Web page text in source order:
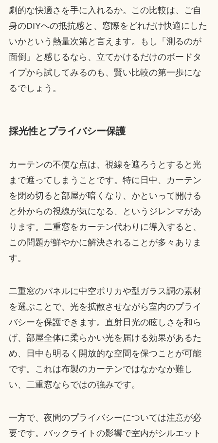
劇的な快適さを手に入れるか。この比較は、ご自
身のDIYへの抵抗感と、窓際をどれだけ快適にした
いかという熱量次第と言えます。もし「測るのが
面倒」と感じるなら、立てかけるだけのボードタ
イプから試してみるのも、賢い比較の第一歩にな
るでしょう。
採光性とプライバシー保護
カーテンの不便な点は、視線を遮ろうとすると光
まで遮ってしまうことです。特に日中、カーテン
を閉め切ると部屋が暗くなり、かといって開ける
と外からの視線が気になる、というジレンマがあ
ります。二重窓をカーテン代わりに導入すると、
この問題が鮮やかに解決されることが多々ありま
す。
二重窓のパネルに中空ポリカや型ガラス調の素材
を選ぶことで、光を拡散させながら室内のプライ
バシーを保護できます。直射日光の眩しさを和ら
げ、部屋全体に柔らかい光を届ける効果があるた
め、日中も明るく開放的な空間を保つことが可能
です。これは布製のカーテンではなかなか難し
い、二重窓ならではの強みです。
一方で、夜間のプライバシーについては注意が必
要です。バックライトの影響で室内がシルエット